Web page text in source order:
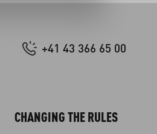
+41 43 366 65 00
CHANGING THE RULES